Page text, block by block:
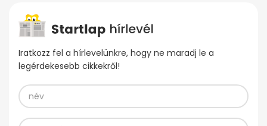
Iratkozz fel a hírlevelünkre, hogy ne maradj le a
legérdekesebb cikkekről!